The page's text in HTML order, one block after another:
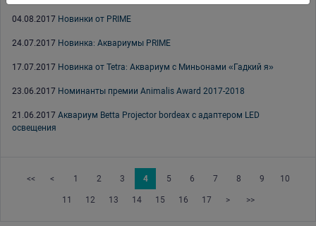
04.08.2017 Новинки от PRIME
24.07.2017 Новинка: Аквариумы PRIME
17.07.2017 Новинка от Tetra: Аквариум с Миньонами «Гадкий я»
23.06.2017 Номинанты премии Animalis Award 2017-2018
21.06.2017 Аквариум Betta Projector bordeax с адаптером LED
освещения
<< < 1 2 3 4 5 6 7 8 9 10
11 12 13 14 15 16 17 > >>